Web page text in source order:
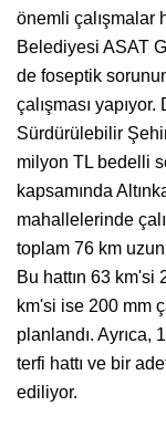
önemli çalışmalar
Belediyesi ASAT
de foseptik
çalışması
Sürdürülebilir
milyon TL bedelli
kapsamında
mahallelerinde
toplam 76 km
Bu hattın 63 km'si
km'si ise 200 mm
planlandı. Ayrıca,
terfi hattı ve bir
ediliyor.